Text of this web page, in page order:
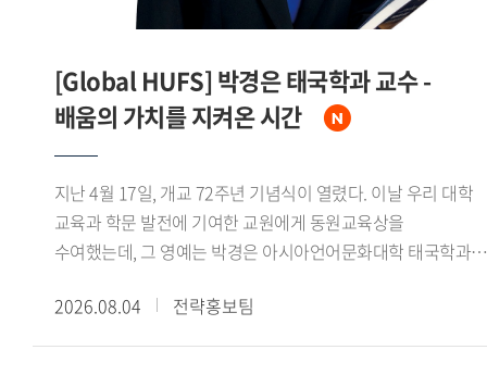
[Global HUFS] 박경은 태국학과 교수 -
배움의 가치를 지켜온 시간
지난 4월 17일, 개교 72주년 기념식이 열렸다. 이날 우리 대학
교육과 학문 발전에 기여한 교원에게 동원교육상을
수여했는데, 그 영예는 박경은 아시아언어문화대학 태국학과
헌신해온 박경은 교수를 만나 빛나는 교육철학을 들어보았다. -
2026.08.04 전략홍보팀